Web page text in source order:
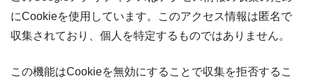
にCookieを使用しています。このアクセス情報は匿名で
収集されており、個人を特定するものではありません。
この機能はCookieを無効にすることで収集を拒否するこ